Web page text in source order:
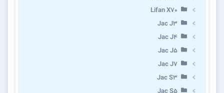
Lifan X70
Jac J3
Jac J4
Jac J5
Jac J7
Jac S3